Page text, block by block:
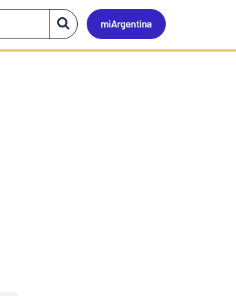
Mi
Buscar
en
el